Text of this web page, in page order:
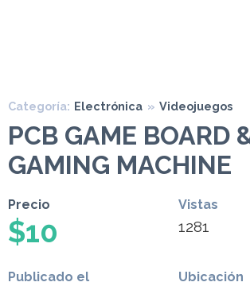
Categoría: Electrónica » Videojuegos
PCB GAME BOARD
GAMING MACHINE
Precio
$10
Vistas
1281
Publicado el Ubicación